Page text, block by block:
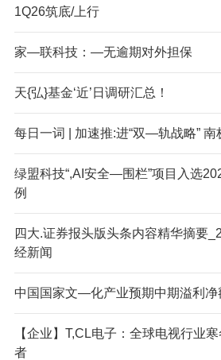
1Q26筑底/上行
家—联科技：—无逾期对外担保
天{弘}基金‘近’日调研汇总！
每日一词 | 加速推:进“双—轨战略” 南
绿盟科技“,AI安全—围栏”项目入选
例
四大.证券报头版头条内容精华摘要
经新闻
中国国家文—化产业预期中期溢利净
【企业】T,CL电子：全球电视行业
者